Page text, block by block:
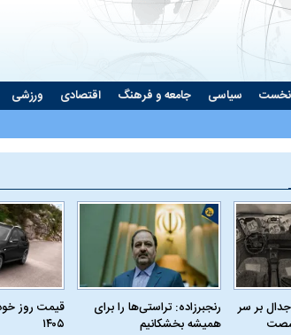
سیاسی جامعه و فرهنگ اقتصادی ورزشی
بر سر
شصت
رنجبرزاده: تراستی‌ها را برای
همیشه بخشکانیم
۱۴۰۵